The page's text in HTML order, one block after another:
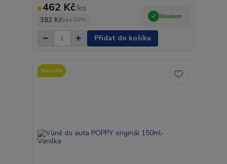
462 Kč/ks
382 Kčbez DPH
Skladem
Přidat do košíku
Novinka